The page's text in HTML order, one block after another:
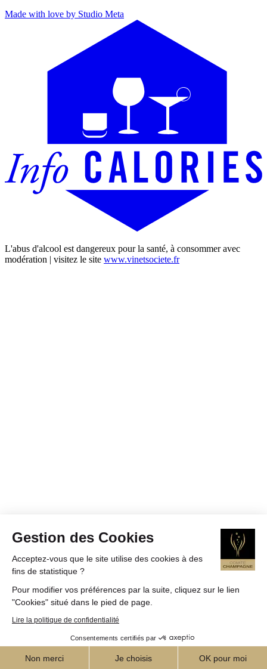
Gestion des Cookies
Acceptez-vous que le site utilise des cookies à des
fins de statistique ?
Pour modifier vos préférences par la suite, cliquez sur le lien
"Cookies" situé dans le pied de page.
Lire la politique de confidentialité
Consentements certifiés par
Non merci Je choisis OK pour moi
Made with love by Studio Meta
L'abus d'alcool est dangereux pour la santé, à consommer avec
modération | visitez le site www.vinetsociete.fr